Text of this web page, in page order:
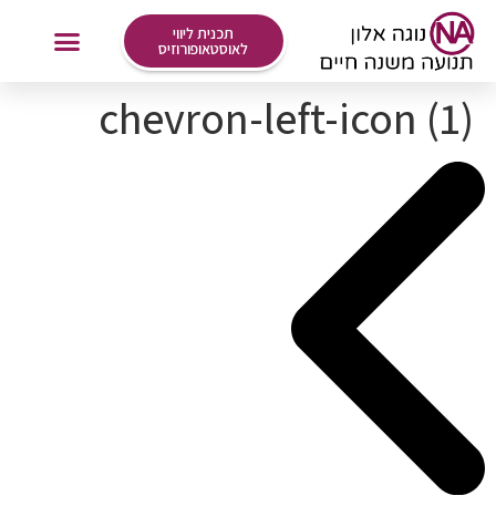
לתוכן
תכנית ליווי
לאוסטאופורוזיס
chevron-left-icon (1)